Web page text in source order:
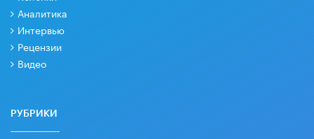
Аналитика
Интервью
Рецензии
Видео
РУБРИКИ